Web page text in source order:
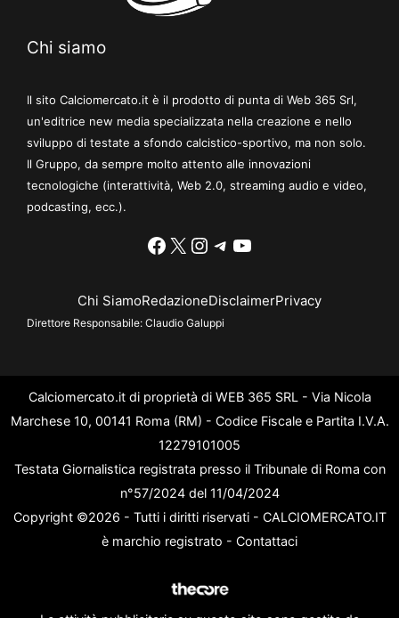
Chi siamo
Il sito Calciomercato.it è il prodotto di punta di Web 365 Srl,
un'editrice new media specializzata nella creazione e nello
sviluppo di testate a sfondo calcistico-sportivo, ma non solo.
Il Gruppo, da sempre molto attento alle innovazioni
tecnologiche (interattività, Web 2.0, streaming audio e video,
podcasting, ecc.).
Facebook
X Instagram
Telegram
YouTube
Chi SiamoRedazioneDisclaimerPrivacy
Direttore Responsabile: Claudio Galuppi
Calciomercato.it di proprietà di WEB 365 SRL - Via Nicola
Marchese 10, 00141 Roma (RM) - Codice Fiscale e Partita I.V.A.
12279101005
Testata Giornalistica registrata presso il Tribunale di Roma con
n°57/2024 del 11/04/2024
Copyright ©2026 - Tutti i diritti riservati - CALCIOMERCATO.IT
è marchio registrato - Contattaci